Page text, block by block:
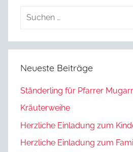
Suchen
Neueste Beiträge
Ständerling für Pfarrer
Kräuterweihe
Herzliche Einladung zum
Herzliche Einladung zum